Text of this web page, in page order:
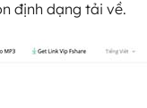
định dạng tải về.